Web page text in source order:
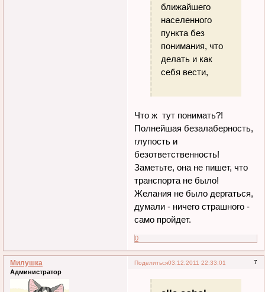
ближайшего
населенного
пункта без
понимания, что
делать и как
себя вести,
Что ж тут понимать?!
Полнейшая безалаберность,
глупость и
безответственность!
Заметьте, она не пишет, что
транспорта не было!
Желания не было дергаться,
думали - ничего страшного -
само пройдет.
0
Поделиться 7
03.12.2011 22:33:01
Милушка
Администратор